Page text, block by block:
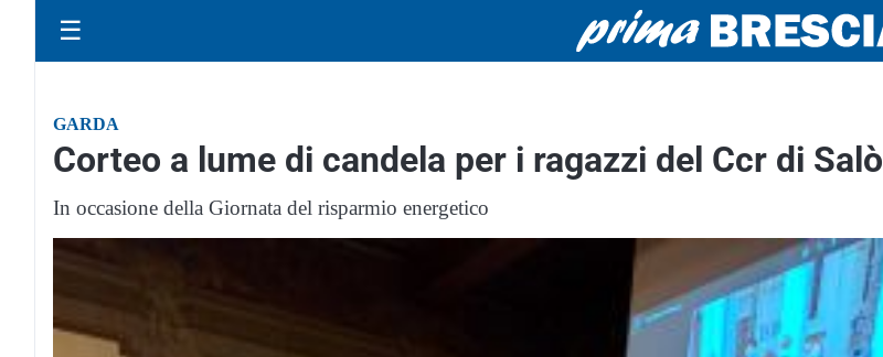
☰
GARDA
Corteo a lume di candela per i ragazzi del Ccr di Salò
In occasione della Giornata del risparmio energetico